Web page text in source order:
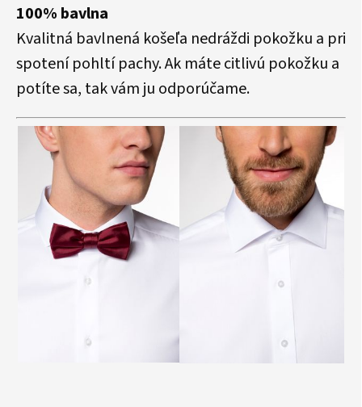
100% bavlna
Kvalitná bavlnená košeľa nedráždi pokožku a pri
spotení pohltí pachy. Ak máte citlivú pokožku a
potíte sa, tak vám ju odporúčame.